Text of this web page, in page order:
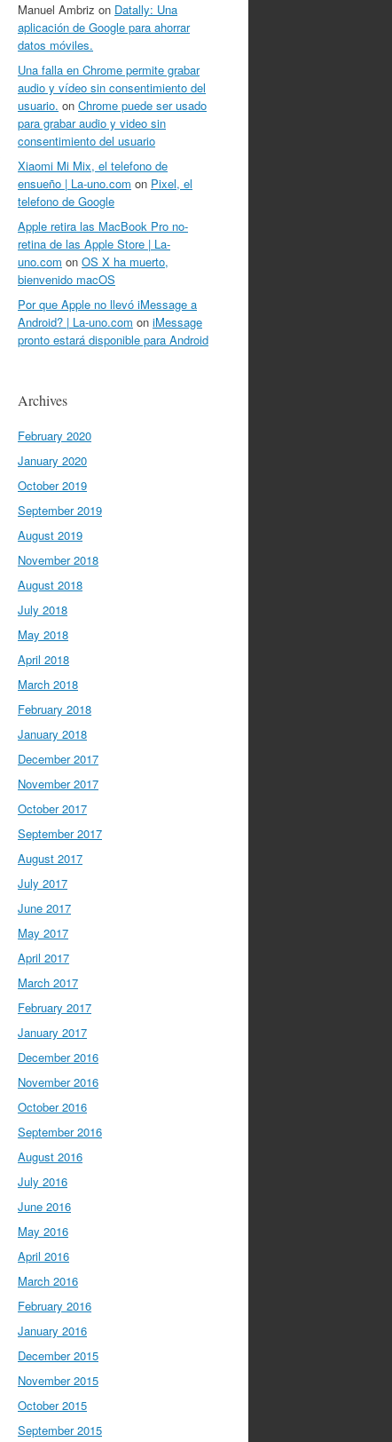
Manuel Ambriz on Datally: Una
aplicación de Google para ahorrar
datos móviles.
Una falla en Chrome permite grabar
audio y vídeo sin consentimiento del
usuario. on Chrome puede ser usado
para grabar audio y video sin
consentimiento del usuario
Xiaomi Mi Mix, el telefono de
ensueño | La-uno.com on Pixel, el
telefono de Google
Apple retira las MacBook Pro no-
retina de las Apple Store | La-
uno.com on OS X ha muerto,
bienvenido macOS
Por que Apple no llevó iMessage a
Android? | La-uno.com on iMessage
pronto estará disponible para Android
Archives
February 2020
January 2020
October 2019
September 2019
August 2019
November 2018
August 2018
July 2018
May 2018
April 2018
March 2018
February 2018
January 2018
December 2017
November 2017
October 2017
September 2017
August 2017
July 2017
June 2017
May 2017
April 2017
March 2017
February 2017
January 2017
December 2016
November 2016
October 2016
September 2016
August 2016
July 2016
June 2016
May 2016
April 2016
March 2016
February 2016
January 2016
December 2015
November 2015
October 2015
September 2015